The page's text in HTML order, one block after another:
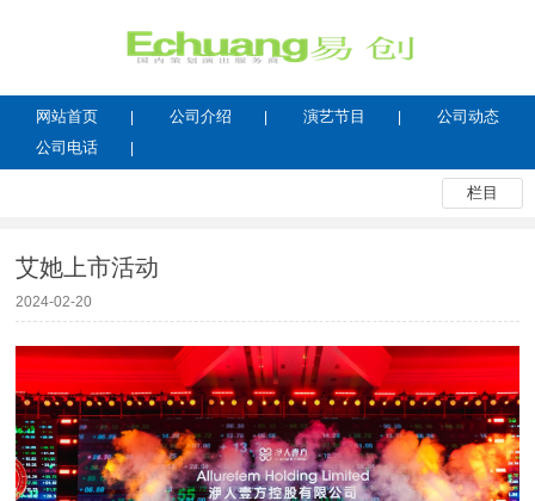
网站首页 公司介绍 演艺节目
公司动态
公司电话
栏目
艾她上市活动
2024-02-20